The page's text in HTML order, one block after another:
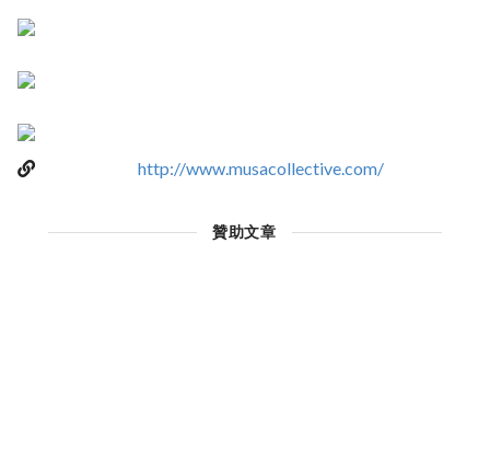
http://www.musacollective.com/
贊助文章